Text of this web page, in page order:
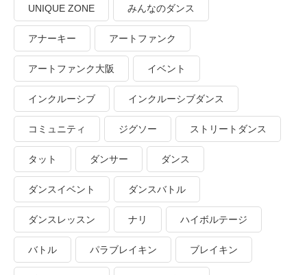
UNIQUE ZONE みんなのダンス
アナーキー アートファンク
アートファンク大阪 イベント
インクルーシブ インクルーシブダンス
コミュニティ ジグソー ストリートダンス
タット ダンサー ダンス
ダンスイベント ダンスバトル
ダンスレッスン ナリ ハイボルテージ
バトル パラブレイキン ブレイキン